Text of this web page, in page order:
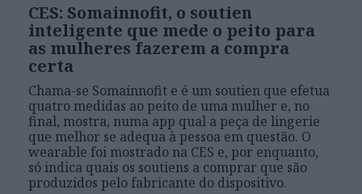
CES: Somainnofit, o soutien
inteligente que mede o peito para
as mulheres fazerem a compra
certa
Chama-se Somainnofit e é um soutien que efetua
quatro medidas ao peito de uma mulher e, no
final, mostra, numa app qual a peça de lingerie
que melhor se adequa à pessoa em questão. O
wearable foi mostrado na CES e, por enquanto,
só indica quais os soutiens a comprar que são
produzidos pelo fabricante do dispositivo.